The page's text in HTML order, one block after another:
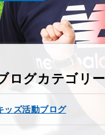
ログカテゴリー
ッズ活動ブログ